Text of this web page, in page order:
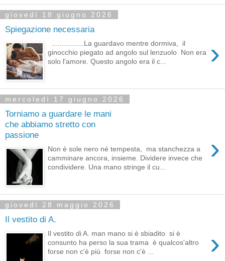
giovedì 18 giugno 2026
Spiegazione necessaria
›
................La guardavo mentre dormiva, il
ginocchio piegato ad angolo sul lenzuolo Non era
solo l'amore. Questo angolo era il c...
mercoledì 17 giugno 2026
Torniamo a guardare le mani
che abbiamo stretto con
passione
›
Non è sole nero né tempesta, ma stanchezza a
camminare ancora, insieme. Dividere invece che
condividere. Una mano stringe il cu...
giovedì 28 maggio 2026
Il vestito di A.
›
Il vestito di A. man mano si è sbiadito si è
consunto ha perso la sua trama è qualcos'altro
forse non c'è più forse non c'è ...